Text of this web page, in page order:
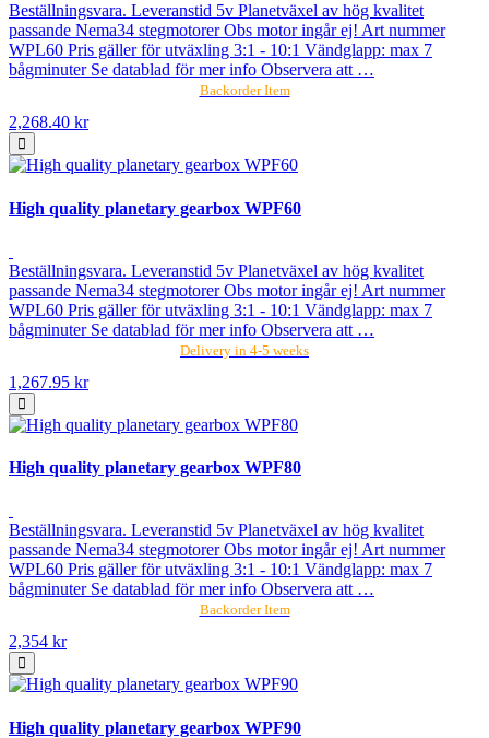
Beställningsvara. Leveranstid 5v Planetväxel av hög kvalitet
passande Nema34 stegmotorer Obs motor ingår ej! Art nummer
WPL60 Pris gäller för utväxling 3:1 - 10:1 Vändglapp: max 7
bågminuter Se datablad för mer info Observera att …
Backorder Item
2,268.40 kr
High quality planetary gearbox WPF60
Beställningsvara. Leveranstid 5v Planetväxel av hög kvalitet
passande Nema34 stegmotorer Obs motor ingår ej! Art nummer
WPL60 Pris gäller för utväxling 3:1 - 10:1 Vändglapp: max 7
bågminuter Se datablad för mer info Observera att …
Delivery in 4-5 weeks
1,267.95 kr
High quality planetary gearbox WPF80
Beställningsvara. Leveranstid 5v Planetväxel av hög kvalitet
passande Nema34 stegmotorer Obs motor ingår ej! Art nummer
WPL60 Pris gäller för utväxling 3:1 - 10:1 Vändglapp: max 7
bågminuter Se datablad för mer info Observera att …
Backorder Item
2,354 kr
High quality planetary gearbox WPF90